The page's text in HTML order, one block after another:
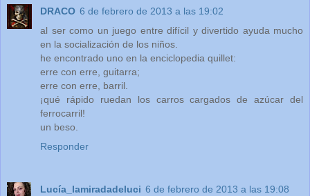
DRACO 6 de febrero de 2013 a las 19:02
al ser como un juego entre difícil y divertido ayuda mucho
en la socialización de los niños.
he encontrado uno en la enciclopedia quillet:
erre con erre, guitarra;
erre con erre, barril.
¡qué rápido ruedan los carros cargados de azúcar del
ferrocarril!
un beso.
Responder
Lucía_lamiradadeluci 6 de febrero de 2013 a las 19:08